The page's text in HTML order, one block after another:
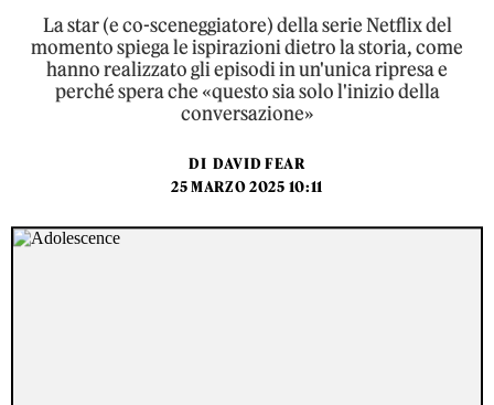
La star (e co-sceneggiatore) della serie Netflix del
momento spiega le ispirazioni dietro la storia, come
hanno realizzato gli episodi in un'unica ripresa e
perché spera che «questo sia solo l'inizio della
conversazione»
DI DAVID FEAR
25 MARZO 2025 10:11